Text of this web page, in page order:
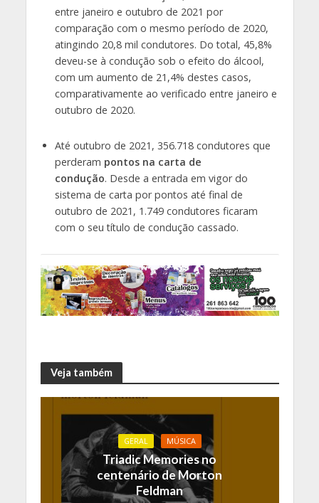
entre janeiro e outubro de 2021 por
comparação com o mesmo período de 2020,
atingindo 20,8 mil condutores. Do total, 45,8%
deveu-se à condução sob o efeito do álcool,
com um aumento de 21,4% destes casos,
comparativamente ao verificado entre janeiro e
outubro de 2020.
Até outubro de 2021, 356.718 condutores que
perderam pontos na carta de
condução. Desde a entrada em vigor do
sistema de carta por pontos até final de
outubro de 2021, 1.749 condutores ficaram
com o seu título de condução cassado.
Veja também
GERAL MÚSICA
Triadic Memories no
centenário de Morton
Feldman